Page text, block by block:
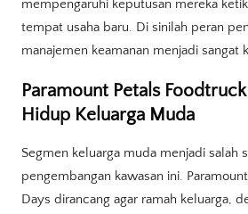
mempengaruhi keputusan mereka
tempat usaha baru. Di sinilah peran
manajemen keamanan menjadi sangat
Paramount Petals
Hidup Keluarga Muda
Segmen keluarga muda menjadi salah
pengembangan kawasan ini.
Days dirancang agar ramah keluarga,